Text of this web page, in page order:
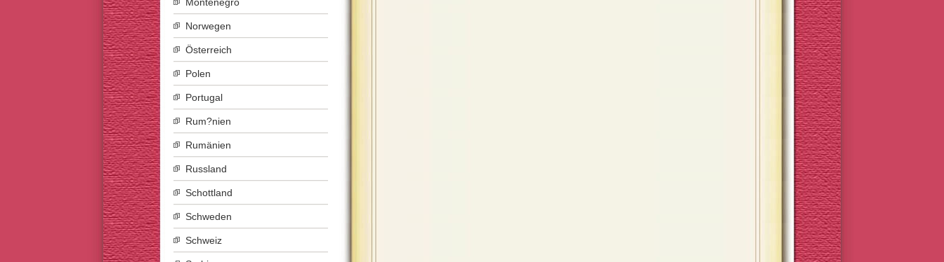
Norwegen
Österreich
Polen
Portugal
Rum?nien
Rumänien
Russland
Schottland
Schweden
Schweiz